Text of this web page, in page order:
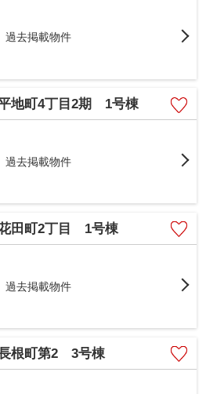
過去掲載物件
地町4丁目2期 1号棟
過去掲載物件
田町2丁目 1号棟
過去掲載物件
根町第2 3号棟